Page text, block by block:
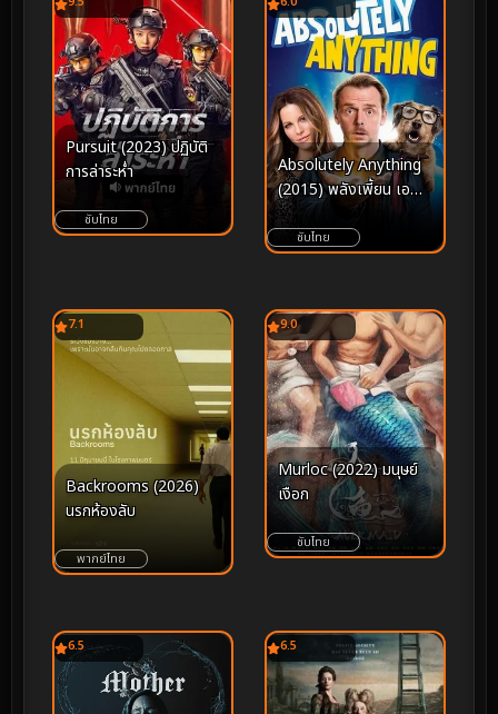
Pursuit (2023) ปฏิบัติ
การล่าระห่ำ
ซับไทย
Absolutely Anything
(2015) พลังเพี้ยน เอ
เลี่ยนส่งข้ามโลก
ซับไทย
7.1
Backrooms (2026)
นรกห้องลับ
พากย์ไทย
9.0
Murloc (2022) มนุษย์
เงือก
ซับไทย
6.5 6.5